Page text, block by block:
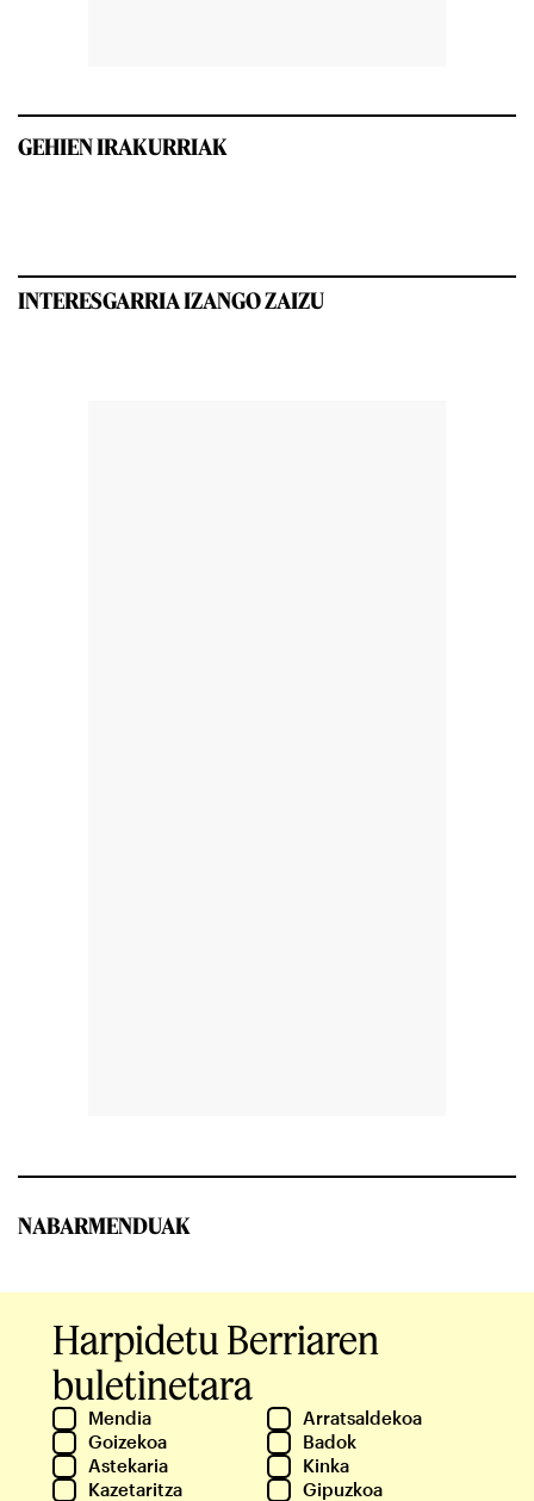
GEHIEN IRAKURRIAK
INTERESGARRIA IZANGO ZAIZU
NABARMENDUAK
Harpidetu Berriaren
buletinetara
Mendia
Arratsaldekoa
Goizekoa
Badok
Astekaria
Kinka
Kazetaritza
Gipuzkoa